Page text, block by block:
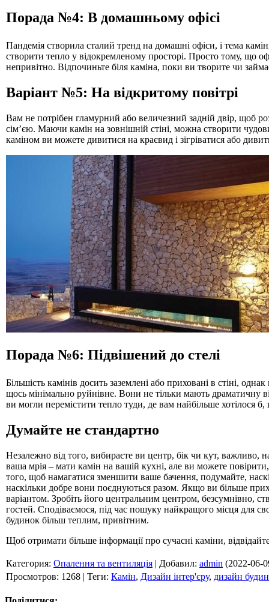
Порада №4: В домашньому офісі
Пандемія створила сталий тренд на домашні офіси, і тема
створити тепло у відокремленому просторі. Просто тому, що
непривітно. Відпочиньте біля каміна, поки ви творите чи
Варіант №5: На відкритому повітрі
Вам не потрібен гламурний або величезний задній двір, щоб
сім’єю. Маючи камін на зовнішній стіні, можна створити
каміном ви можете дивитися на краєвид і зігріватися або
Порада №6: Підвішений до стелі
Більшість камінів досить заземлені або приховані в стіні,
щось мінімально руйнівне. Вони не тільки мають драматичну
ви могли перемістити тепло туди, де вам найбільше хотілося б,
Думайте не стандартно
Незалежно від того, вибираєте ви центр, бік чи кут, важливо,
ваша мрія – мати камін на вашій кухні, але ви можете
того, щоб намагатися зменшити ваше бачення, подумайте,
наскільки добре вони поєднуються разом. Якщо ви більше
варіантом. Зробіть його центральним центром, безсумнівно,
гостей. Сподіваємося, під час пошуку найкращого місця для
будинок більш теплим, привітним.
Щоб отримати більше інформації про сучасні каміни,
Категория: Опалення та вентиляція | Добавил: admin (2022-06-
Просмотров: 1268 | Теги: Камін, Дизайн інтер'єру, дизайн